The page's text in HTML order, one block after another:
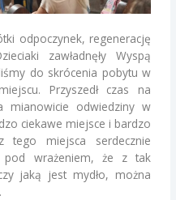
odpoczynek, regenerację
zawładnęły Wyspą
do skrócenia pobytu w
Przyszedł czas na
mianowicie odwiedziny w
ciekawe miejsce i bardzo
tego miejsca serdecznie
pod wrażeniem, że z tak
jaką jest mydło, można